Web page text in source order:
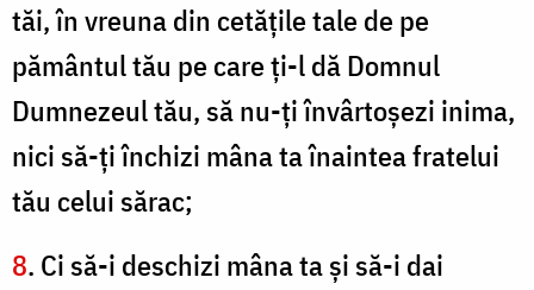
tăi, în vreuna din cetăţile tale de pe
pământul tău pe care ţi-l dă Domnul
Dumnezeul tău, să nu-ţi învârtoşezi inima,
nici să-ţi închizi mâna ta înaintea fratelui
tău celui sărac;
8. Ci să-i deschizi mâna ta şi să-i dai